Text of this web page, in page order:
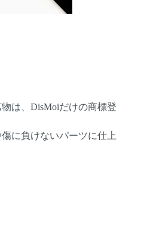
は、DisMoiだけの商標登
に負けないパーツに仕上